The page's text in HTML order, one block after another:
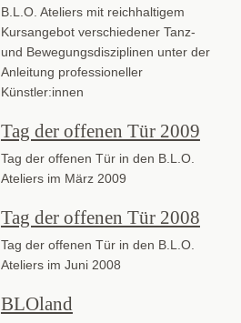
B.L.O. Ateliers mit reichhaltigem
Kursangebot verschiedener Tanz-
und Bewegungsdisziplinen unter der
Anleitung professioneller
Künstler:innen
Tag der offenen Tür 2009
Tag der offenen Tür in den B.L.O.
Ateliers im März 2009
Tag der offenen Tür 2008
Tag der offenen Tür in den B.L.O.
Ateliers im Juni 2008
BLOland